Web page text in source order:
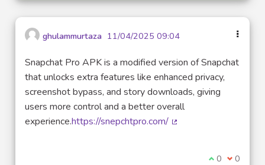
ghulammurtaza 11/04/2025 09:04
Snapchat Pro APK is a modified version of Snapchat
that unlocks extra features like enhanced privacy,
screenshot bypass, and story downloads, giving
users more control and a better overall
experience.https://snepchtpro.com/
Je suis
0 Je ne
0